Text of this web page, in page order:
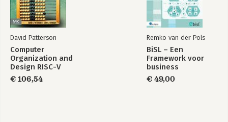
David Patterson
Computer
Organization and
Design RISC-V
Edition
€ 106,54
Remko van der Pols
BiSL – Een
Framework voor
business
€ 49,00